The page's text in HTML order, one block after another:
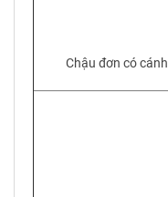
Chậu đơn có cánh